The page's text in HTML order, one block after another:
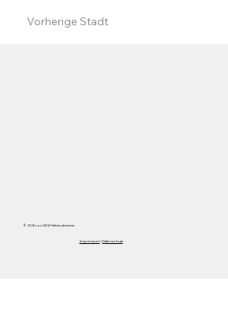
Vorherige Stadt
© 2025 von GSW-Gebäudeservice.
Impressum|Datenschutz